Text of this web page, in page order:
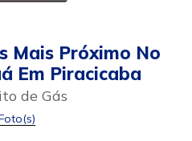
Mais Próximo No
Em Piracicaba
de Gás